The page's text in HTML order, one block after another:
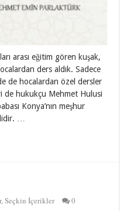
arası eğitim gören kuşak,
ders aldık. Sadece
de hocalardan özel dersler
de hukukçu Mehmet Hulusi
Konya’nın meşhur
…
,Seçkin İçerikler 0